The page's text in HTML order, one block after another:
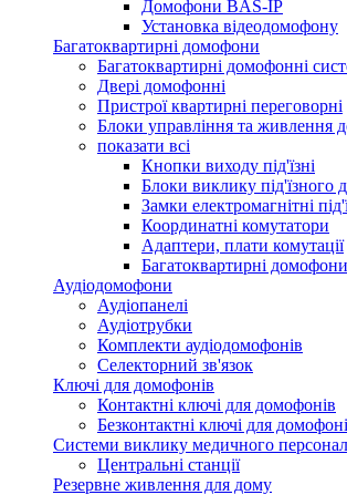
Домофони BAS-IP
Установка відеодомофону
Багатоквартирні домофони
Багатоквартирні домофонні
Двері домофонні
Пристрої квартирні переговорні
Блоки управління та живлення
показати всі
Кнопки виходу під'їзні
Блоки виклику під'їзного
Замки електромагнітні
Координатні комутатори
Адаптери, плати комутації
Багатоквартирні
Аудіодомофони
Аудіопанелі
Аудіотрубки
Комплекти аудіодомофонів
Селекторний зв'язок
Ключі для домофонів
Контактні ключі для домофонів
Безконтактні ключі для
Системи виклику медичного
Центральні станції
Резервне живлення для дому